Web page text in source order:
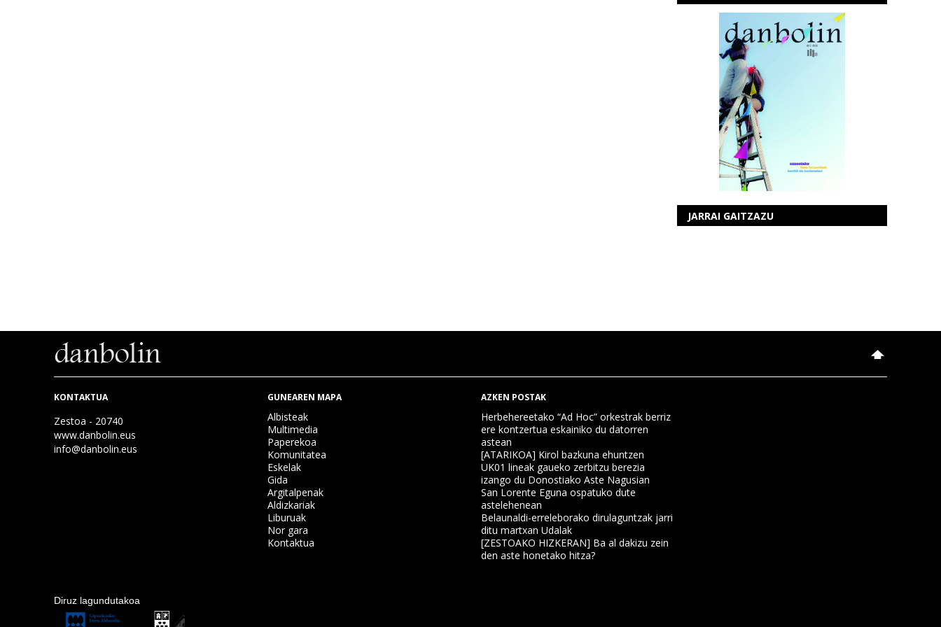
JARRAI GAITZAZU
KONTAKTUA
Zestoa - 20740
www.danbolin.eus
info@danbolin.eus
GUNEAREN MAPA
Albisteak
Multimedia
Paperekoa
Komunitatea
Eskelak
Gida
Argitalpenak
Aldizkariak
Liburuak
Nor gara
Kontaktua
AZKEN POSTAK
Herbehereetako “Ad Hoc” orkestrak berriz
ere kontzertua eskainiko du datorren
astean
[ATARIKOA] Kirol bazkuna ehuntzen
UK01 lineak gaueko zerbitzu berezia
izango du Donostiako Aste Nagusian
San Lorente Eguna ospatuko dute
astelehenean
Belaunaldi-erreleborako dirulaguntzak jarri
ditu martxan Udalak
[ZESTOAKO HIZKERAN] Ba al dakizu zein
den aste honetako hitza?
Diruz lagundutakoa